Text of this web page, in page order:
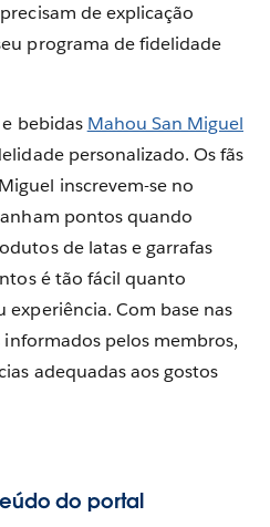
de explicação
programa de fidelidade
bebidas Mahou San Miguel
personalizado. Os fãs
inscrevem-se no
pontos quando
de latas e garrafas
é tão fácil quanto
experiência. Com base nas
informados pelos membros,
adequadas aos gostos
do portal